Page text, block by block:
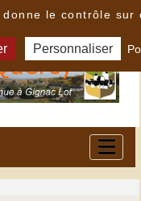
le contrôle sur
Personnaliser